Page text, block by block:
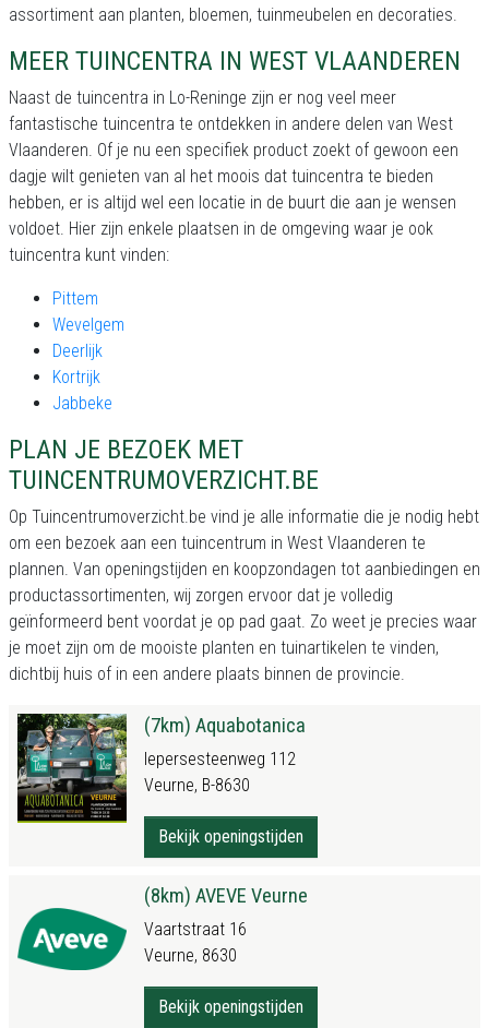
assortiment aan planten, bloemen, tuinmeubelen en decoraties.
MEER TUINCENTRA IN WEST VLAANDEREN
Naast de tuincentra in Lo-Reninge zijn er nog veel meer
fantastische tuincentra te ontdekken in andere delen van West
Vlaanderen. Of je nu een specifiek product zoekt of gewoon een
dagje wilt genieten van al het moois dat tuincentra te bieden
hebben, er is altijd wel een locatie in de buurt die aan je wensen
voldoet. Hier zijn enkele plaatsen in de omgeving waar je ook
tuincentra kunt vinden:
Pittem
Wevelgem
Deerlijk
Kortrijk
Jabbeke
PLAN JE BEZOEK MET
TUINCENTRUMOVERZICHT.BE
Op Tuincentrumoverzicht.be vind je alle informatie die je nodig hebt
om een bezoek aan een tuincentrum in West Vlaanderen te
plannen. Van openingstijden en koopzondagen tot aanbiedingen en
productassortimenten, wij zorgen ervoor dat je volledig
geïnformeerd bent voordat je op pad gaat. Zo weet je precies waar
je moet zijn om de mooiste planten en tuinartikelen te vinden,
dichtbij huis of in een andere plaats binnen de provincie.
(7km) Aquabotanica
Iepersesteenweg 112
Veurne, B-8630
Bekijk openingstijden
(8km) AVEVE Veurne
Vaartstraat 16
Veurne, 8630
Bekijk openingstijden